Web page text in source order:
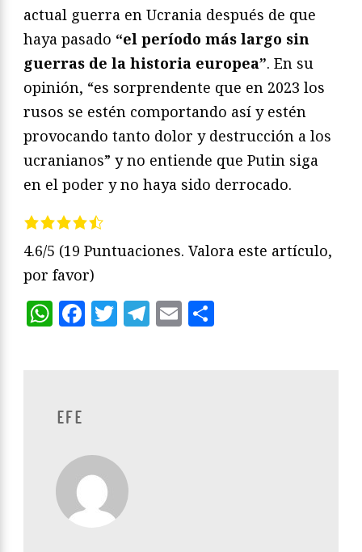
actual guerra en Ucrania después de que
haya pasado “el período más largo sin
guerras de la historia europea”. En su
opinión, “es sorprendente que en 2023 los
rusos se estén comportando así y estén
provocando tanto dolor y destrucción a los
ucranianos” y no entiende que Putin siga
en el poder y no haya sido derrocado.
4.6/5 (19 Puntuaciones. Valora este artículo,
por favor)
WhatsApp
Facebook
Twitter
Telegram
Email
EFE